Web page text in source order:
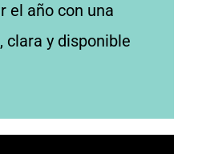
el año con una
clara y disponible